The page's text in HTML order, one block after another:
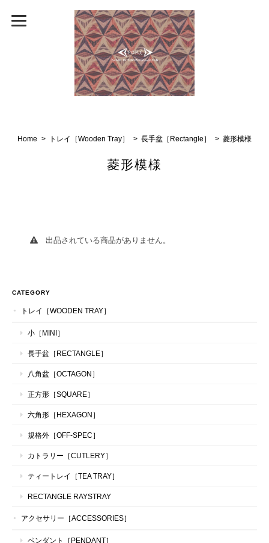
Home トレイ［Wooden Tray］ 長手盆［Rectangle］ 菱形模様
菱形模様
出品されている商品がありません。
CATEGORY
トレイ［WOODEN TRAY］
小［MINI］
長手盆［RECTANGLE］
八角盆［OCTAGON］
正方形［SQUARE］
六角形［HEXAGON］
規格外［OFF-SPEC］
カトラリー［CUTLERY］
ティートレイ［TEA TRAY］
RECTANGLE RAYSTRAY
アクセサリー［ACCESSORIES］
ペンダント［PENDANT］